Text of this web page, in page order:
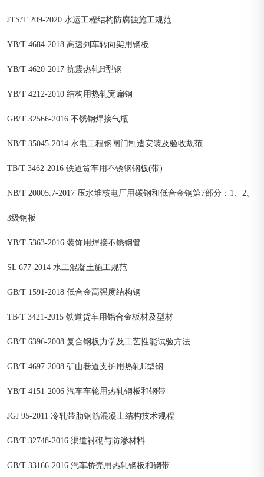
JTS/T 209-2020 水运工程结构防腐蚀施工规范
YB/T 4684-2018 高速列车转向架用钢板
YB/T 4620-2017 抗震热轧H型钢
YB/T 4212-2010 结构用热轧宽扁钢
GB/T 32566-2016 不锈钢焊接气瓶
NB/T 35045-2014 水电工程钢闸门制造安装及验收规范
TB/T 3462-2016 铁道货车用不锈钢钢板(带)
NB/T 20005.7-2017 压水堆核电厂用碳钢和低合金钢第7部分：1、2、
3级钢板
YB/T 5363-2016 装饰用焊接不锈钢管
SL 677-2014 水工混凝土施工规范
GB/T 1591-2018 低合金高强度结构钢
TB/T 3421-2015 铁道货车用铝合金板材及型材
GB/T 6396-2008 复合钢板力学及工艺性能试验方法
GB/T 4697-2008 矿山巷道支护用热轧U型钢
YB/T 4151-2006 汽车车轮用热轧钢板和钢带
JGJ 95-2011 冷轧带肋钢筋混凝土结构技术规程
GB/T 32748-2016 渠道衬砌与防渗材料
GB/T 33166-2016 汽车桥壳用热轧钢板和钢带